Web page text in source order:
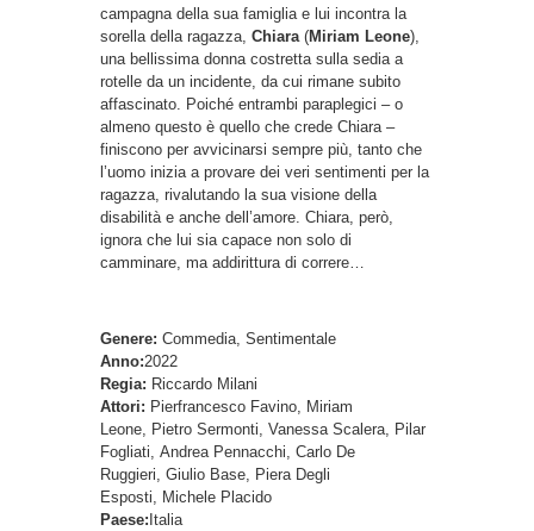
campagna della sua famiglia e lui incontra la
sorella della ragazza, Chiara (Miriam Leone),
una bellissima donna costretta sulla sedia a
rotelle da un incidente, da cui rimane subito
affascinato. Poiché entrambi paraplegici – o
almeno questo è quello che crede Chiara –
finiscono per avvicinarsi sempre più, tanto che
l’uomo inizia a provare dei veri sentimenti per la
ragazza, rivalutando la sua visione della
disabilità e anche dell’amore. Chiara, però,
ignora che lui sia capace non solo di
camminare, ma addirittura di correre…
Genere: Commedia, Sentimentale
Anno:2022
Regia: Riccardo Milani
Attori: Pierfrancesco Favino, Miriam
Leone, Pietro Sermonti, Vanessa Scalera, Pilar
Fogliati, Andrea Pennacchi, Carlo De
Ruggieri, Giulio Base, Piera Degli
Esposti, Michele Placido
Paese: Italia